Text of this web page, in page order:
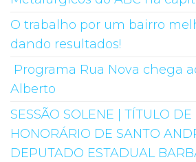
O trabalho por um bairro
dando resultados!
Programa Rua Nova chega
Alberto
SESSÃO SOLENE | TÍTULO
HONORÁRIO DE SANTO
DEPUTADO ESTADUAL